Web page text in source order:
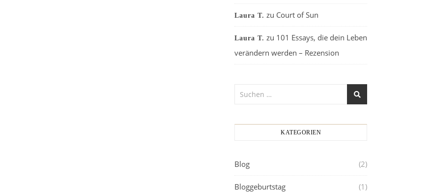
Laura T. zu Court of Sun
Laura T. zu 101 Essays, die dein Leben
verändern werden – Rezension
KATEGORIEN
Blog (2)
Bloggeburtstag (1)